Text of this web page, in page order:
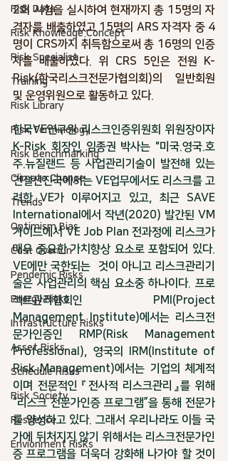
Risk Data
Risk Knowledge.Concept
Risk Specialist
Training
Risk Library
Risk Terminology
Risk Benchmarking
Climate Change
Trends
Optimism Bias
Cost Overrun
Pendemic Risks
Energy Risks
Infrastructure Risks
Asset Risks
Schedule Risks
Risk Society
Resilience
Envionment Risks
2회 시험을 실시하여 현재까지 총 15명의 자
격자를 배출하였고 15명의 ARS 자격자 중 4
명이 CRS까지 취득함으로써 총 16명의 인증
자를 배출하였다. 위 CRS 5인은 전원 K-
Risk(한국리스크전문가협의회)의 일반회원
및 운영위원으로 활동하고 있다.
한국VE연구원 리스크인증위원회 위원장이자
K-Risk 회장인 임종권 박사는 "미국.영국.호
주.뉴질랜드 등 사업관리기술이 발전해 있는
건설선진국에서는 VE업무에서도 리스크를 고
려한 VE가 이루어지고 있고, 최근 SAVE
International에서 작년(2020) 발간된 VM
가이드에서 VE Job Plan 전과정에 리스크가
매우 중요한 가치향상 요소로 포함되어 있다.
VE에만 국한되는  것이 아니고 리스크관리기
술은 사업관리의 핵심 요소중 하나이다. 프로
젝트관리협회인 PMI(Project
Management Institute)에서는 리스크전
문가인증인 RMP(Risk Management
Professional), 영국의 IRM(Institute of
Risk Management)에서는 기업의 체계적
이며 전문적인 『전사적 리스크관리』를 위해
“리스크 전문가인증 프로그램”을 통해 전문가
를 양성하고 있다. 그래서 우리나라도 이들 국
가에 뒤처지지 않기 위해서는 리스크전문가인
증 프로그램을 더욱더 강화해 나가야 할 것이